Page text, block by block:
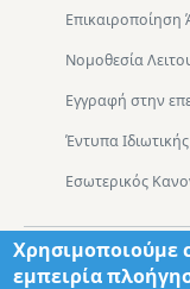
Επικαιροποίηση
Νομοθεσία
Εγγραφή στην
Έντυπα
Εσωτερικός
Footer
Τμήματα Χάρτης
Χρησιμοποιούμε
εμπειρία